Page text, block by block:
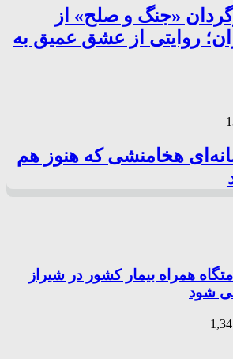
«جنگ و صلح» از
روایتی از عشق عمیق به
هخامنشی که هنوز هم
همراه بیمار کشور در شیراز
شود